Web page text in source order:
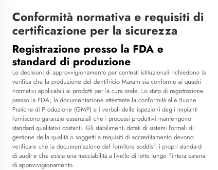
Conformità normativa e requisiti di
certificazione per la sicurezza
Registrazione presso la FDA e
standard di produzione
Le decisioni di approvvigionamento per contesti istituzionali richiedono la
verifica che la produzione del dentifricio Maxam sia conforme ai quadri
normativi applicabili ai prodotti per la cura orale. Lo stato di registrazione
presso la FDA, la documentazione attestante la conformità alle Buone
Pratiche di Produzione (GMP) e i verbali delle ispezioni degli impianti
forniscono garanzie essenziali che i processi produttivi mantengono
standard qualitativi costanti. Gli stabilimenti dotati di sistemi formali di
gestione della qualità o soggetti a requisiti di accreditamento devono
verificare che la documentazione del fornitore soddisfi i propri standard
di audit e che esista una tracciabilità a livello di lotto lungo l’intera catena
di approvvigionamento.